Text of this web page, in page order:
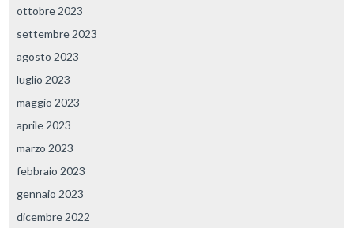
ottobre 2023
settembre 2023
agosto 2023
luglio 2023
maggio 2023
aprile 2023
marzo 2023
febbraio 2023
gennaio 2023
dicembre 2022